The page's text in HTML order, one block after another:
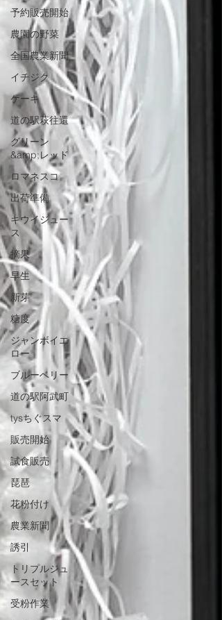
予約販売開始
農園の野菜
全国農業新聞
イチジク
ケーキ
道の駅萩往還
グリーン
&amp;レッド
ロマネスコ
出荷準備
キウイジュー
ス
摘果
早生
新芽
糖度
ジャンボイエ
ロー
ブルーベリー
道の駅阿武町
tysちぐスマ
販売開始
試食販売
琵琶
花粉付け
農業新聞
誘引
トリプルジュ
ースセット
受粉作業